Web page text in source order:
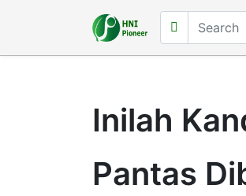
Inilah
Pantas